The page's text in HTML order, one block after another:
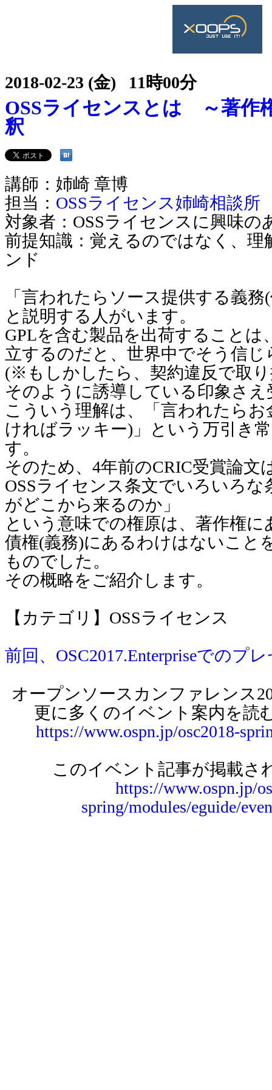
2018-02-23 (金) 11時00分
OSSライセンスとは ～著作
釈
講師：姉崎 章博
担当： OSSライセンス姉崎相談所
対象者：OSSライセンスに興味の
前提知識：覚えるのではなく、
ンド
「言われたらソース提供する義
と説明する人がいます。
GPLを含む製品を出荷することは
立するのだと、世界中でそう信
(※もしかしたら、契約違反で取
そのように誘導している印象さえ
こういう理解は、「言われたら
ければラッキー)」という万引き
す。
そのため、4年前のCRIC受賞論文
OSSライセンス条文でいろいろな
がどこから来るのか」
という意味での権原は、著作権
債権(義務)にあるわけはないこと
ものでした。
その概略をご紹介します。
【カテゴリ】OSSライセンス
前回、OSC2017.Enterpriseでのプ
オープンソースカンファレンス
更に多くのイベント案内を読
https://www.ospn.jp/osc2018-
このイベント記事が掲載さ
https://www.ospn.jp/
spring/modules/eguide/